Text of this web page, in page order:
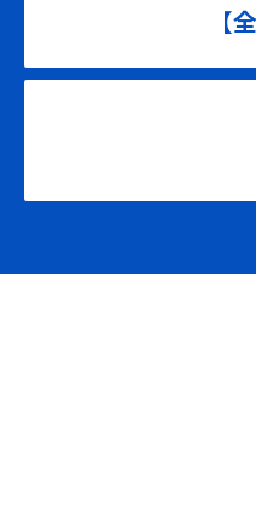
【